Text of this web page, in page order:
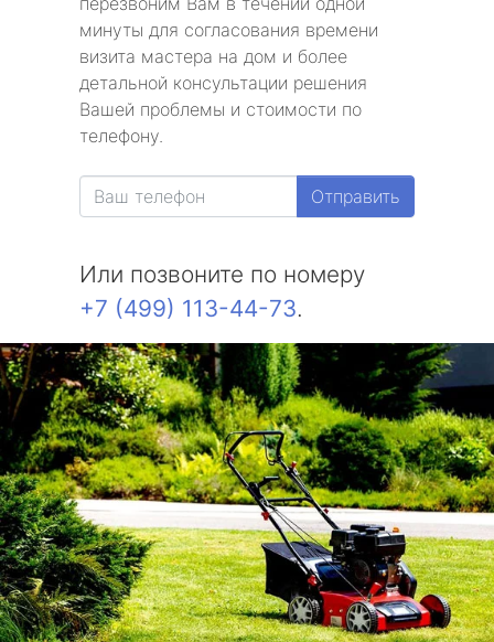
минуты для согласования времени
визита мастера на дом и более
детальной консультации решения
Вашей проблемы и стоимости по
телефону.
Отправить
Или позвоните по номеру
+7 (499) 113-44-73.